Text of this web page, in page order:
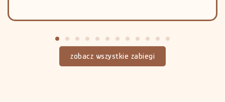
zobacz wszystkie zabiegi